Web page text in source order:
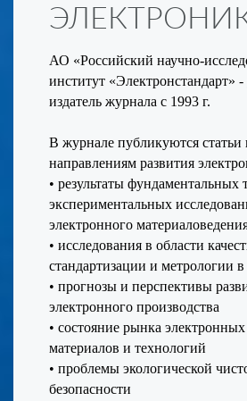
АО «Российский научно-
институт «Электронстандарт» -
издатель журнала с 1993 г.
В журнале публикуются
направлениям развития
• результаты фундаментальных
экспериментальных
электронного
• исследования в области
стандартизации и метрологии
• прогнозы и перспективы
электронного производства
• состояние рынка
материалов и технологий
• проблемы экологической
безопасности